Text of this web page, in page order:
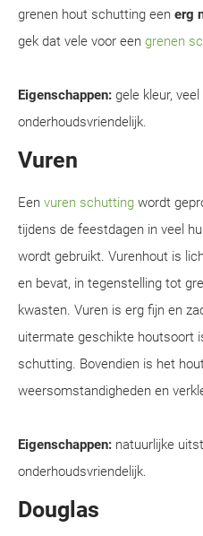
grenen hout schutting een erg
gek dat vele voor een grenen
Eigenschappen: gele kleur,
onderhoudsvriendelijk.
Vuren
Een vuren schutting wordt
tijdens de feestdagen in veel
wordt gebruikt. Vurenhout is
en bevat, in tegenstelling tot
kwasten. Vuren is erg fijn en
uitermate geschikte houtsoort
schutting. Bovendien is het
weersomstandigheden en
Eigenschappen: natuurlijke
onderhoudsvriendelijk.
Douglas